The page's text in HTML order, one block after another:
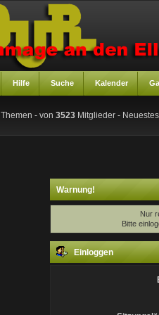
Hilfe Suche Kalender
Themen - von3523 Mitglieder -
Warnung!
Nur
Bitte
Einloggen